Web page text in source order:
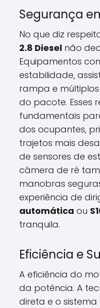
Segurança
No que diz
2.8 Diesel não
Equipamentos
estabilidade,
rampa e
do pacote. Esses
fundamentais
dos ocupantes,
trajetos mais
de sensores de
câmera de ré
manobras
experiência de
automática ou
tranquila.
Eficiência e
A eficiência do
da potência. A
direta e o